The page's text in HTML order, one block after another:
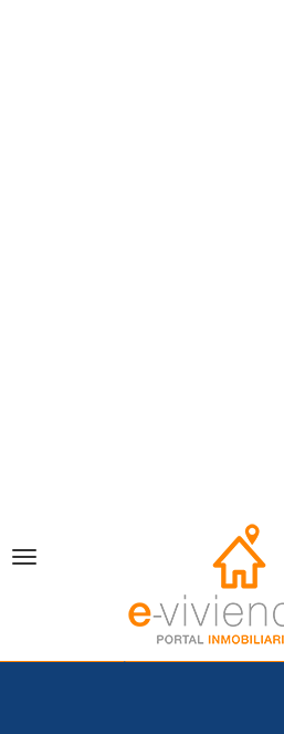
Toggle
Piso en Alquiler
Propiedad ID 38726